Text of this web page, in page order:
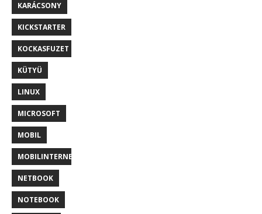
KARÁCSONY
KICKSTARTER
KOCKASFUZET
KÜTYÜ
LINUX
MICROSOFT
MOBIL
MOBILINTERNET
NETBOOK
NOTEBOOK